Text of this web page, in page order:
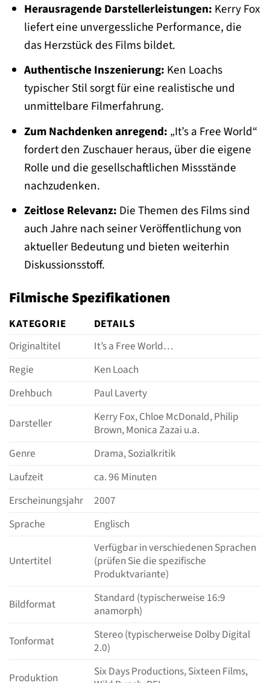
Herausragende Darstellerleistungen: Kerry Fox
liefert eine unvergessliche Performance, die
das Herzstück des Films bildet.
Authentische Inszenierung: Ken Loachs
typischer Stil sorgt für eine realistische und
unmittelbare Filmerfahrung.
Zum Nachdenken anregend: „It’s a Free World“
fordert den Zuschauer heraus, über die eigene
Rolle und die gesellschaftlichen Missstände
nachzudenken.
Zeitlose Relevanz: Die Themen des Films sind
auch Jahre nach seiner Veröffentlichung von
aktueller Bedeutung und bieten weiterhin
Diskussionsstoff.
Filmische Spezifikationen
KATEGORIE
DETAILS
Originaltitel
It’s a Free World…
Regie
Ken Loach
Drehbuch
Paul Laverty
Darsteller
Kerry Fox, Chloe McDonald, Philip
Brown, Monica Zazai u.a.
Genre
Drama, Sozialkritik
Laufzeit
ca. 96 Minuten
Erscheinungsjahr
2007
Sprache
Englisch
Untertitel
Verfügbar in verschiedenen Sprachen
(prüfen Sie die spezifische
Produktvariante)
Bildformat
Standard (typischerweise 16:9
anamorph)
Tonformat
Stereo (typischerweise Dolby Digital
2.0)
Produktion
Six Days Productions, Sixteen Films,